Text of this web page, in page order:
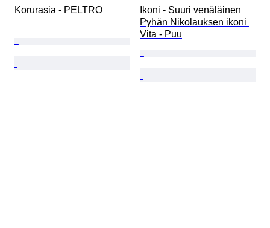
Korurasia - PELTRO
Ikoni - Suuri venäläinen
Pyhän Nikolauksen ikoni
Vita - Puu